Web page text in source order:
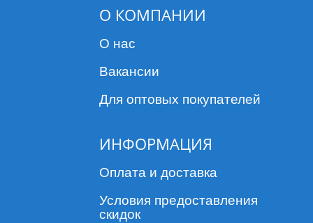
О КОМПАНИИ
О нас
Вакансии
Для оптовых покупателей
ИНФОРМАЦИЯ
Оплата и доставка
Условия предоставления
скидок